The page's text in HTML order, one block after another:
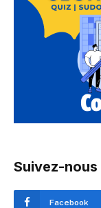
Suivez-nous
Facebook